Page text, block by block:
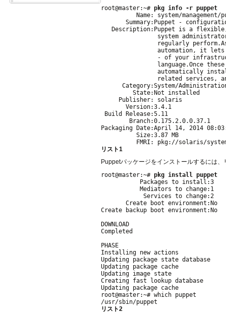
root@master:~# pkg info -r puppet
Name: system/management/
Summary:Puppet -
Description:Puppet is a
system
regularly
automation, it
- of your
language.Once
automatically
related services,
Category:System/
         State:Not installed
     Publisher: solaris
       Version:3.4.1
Build Release:5.11
        Branch:0.175.2.0.0.37.1
Packaging Date:April 14, 2014
          Size:3.87 MB
リスト1
Puppetパッケージをインストールするには、
root@master:~# pkg install puppet
           Packages to install:3
           Mediators to change:1
            Services to change:2
       Create boot environment:No
Create backup boot environment:No
DOWNLOAD
Completed
PHASE
Installing new actions
Updating package state
Updating package cache
Updating image state
Creating fast lookup database
Updating package cache
root@master:~# which puppet
リスト2